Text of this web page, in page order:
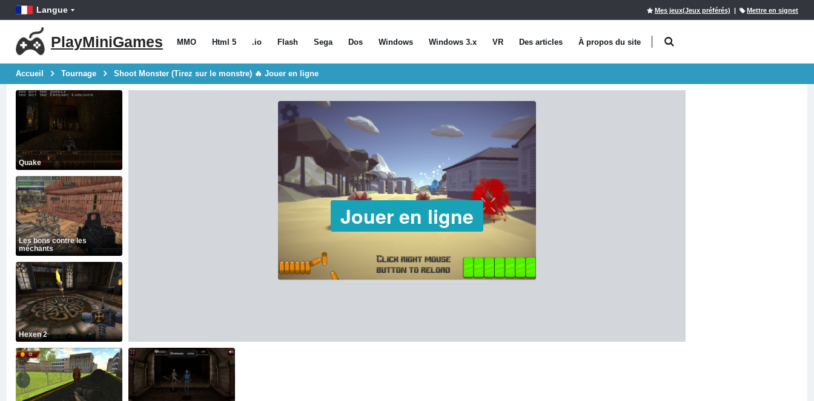
Langue Mes jeux(Jeux préférés) | Mettre en signet
PlayMiniGames MMO Html 5 .io Flash Sega Dos Windows Windows 3.x VR Des articles À propos du site
Accueil Tournage Shoot Monster (Tirez sur le monstre) 🔥 Jouer en ligne
Quake
Les bons contre les
méchants
Hexen 2
Jouer en ligne